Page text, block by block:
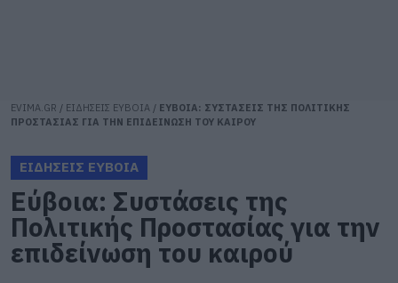
EVIMA.GR / ΕΙΔΗΣΕΙΣ ΕΥΒΟΙΑ / ΕΥΒΟΙΑ: ΣΥΣΤΑΣΕΙΣ ΤΗΣ ΠΟΛΙΤΙΚΗΣ
ΠΡΟΣΤΑΣΙΑΣ ΓΙΑ ΤΗΝ ΕΠΙΔΕΙΝΩΣΗ ΤΟΥ ΚΑΙΡΟΥ
ΕΙΔΗΣΕΙΣ ΕΥΒΟΙΑ
Εύβοια: Συστάσεις της
Πολιτικής Προστασίας για την
επιδείνωση του καιρού